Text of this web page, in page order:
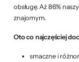
obsługę. Aż 86%
znajomym.
Oto co najczęściej
smaczne i